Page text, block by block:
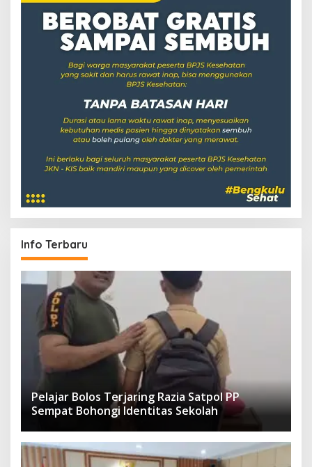
Info Terbaru
Pelajar Bolos Terjaring Razia Satpol PP
Sempat Bohongi Identitas Sekolah